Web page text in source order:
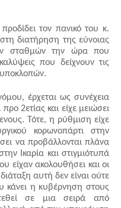
τον πανικό του κ.
διατήρηση της εύνοιας
σταθμών την ώρα που
που δείχνουν τις
έρχεται ως συνέχεια
2ετίας και είχε μειώσει
Τότε, η ρύθμιση είχε
κορωνοπάρτι στην
να προβάλλονται πλάνα
Ικαρία και στιγμιότυπά
είχαν ακολουθήσει και οι
αυτή δεν είναι ούτε
η κυβέρνηση στους
σε μια σειρά από